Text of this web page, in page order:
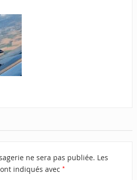
ne sera pas publiée. Les
indiqués avec *